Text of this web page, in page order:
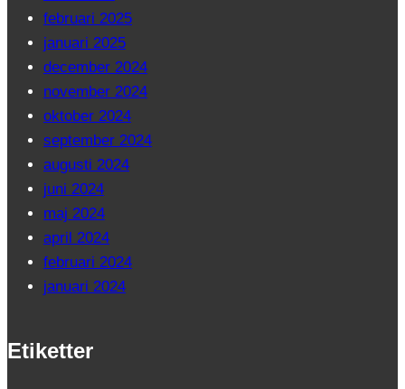
februari 2025
januari 2025
december 2024
november 2024
oktober 2024
september 2024
augusti 2024
juni 2024
maj 2024
april 2024
februari 2024
januari 2024
Etiketter